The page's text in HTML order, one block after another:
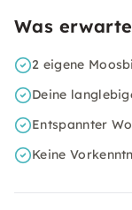
Was
2 eigene
Deine
Entspannter
Keine